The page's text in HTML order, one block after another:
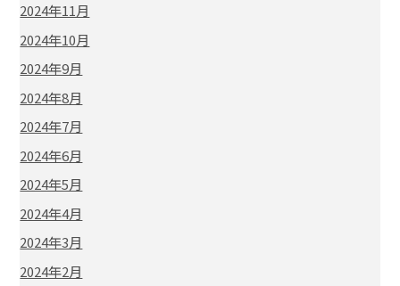
2024年11月
2024年10月
2024年9月
2024年8月
2024年7月
2024年6月
2024年5月
2024年4月
2024年3月
2024年2月